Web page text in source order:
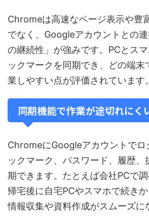
Chromeは高速なページ表示や豊
でなく、Googleアカウントとの
の継続性」が強みです。PCとス
ックマークを同期でき、どの端末
業しやすい点が評価されています。
同期機能で作業が途切れにく
ChromeにGoogleアカウントでロ
ックマーク、パスワード、履歴、
期できます。たとえば会社PCで調
帰宅後に自宅PCやスマホで続きか
情報収集や資料作成がスムーズに